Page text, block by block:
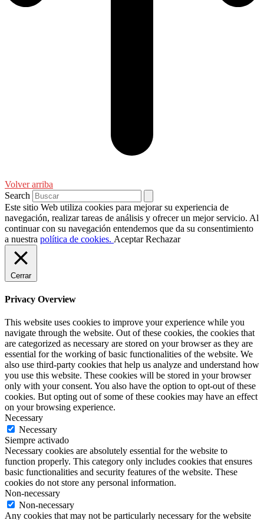
Volver arriba
Search
Este sitio Web utiliza cookies para mejorar su experiencia de
navegación, realizar tareas de análisis y ofrecer un mejor servicio. Al
continuar con su navegación entendemos que da su consentimiento
a nuestra política de cookies. Aceptar Rechazar
Cerrar
Privacy Overview
This website uses cookies to improve your experience while you
navigate through the website. Out of these cookies, the cookies that
are categorized as necessary are stored on your browser as they are
essential for the working of basic functionalities of the website. We
also use third-party cookies that help us analyze and understand how
you use this website. These cookies will be stored in your browser
only with your consent. You also have the option to opt-out of these
cookies. But opting out of some of these cookies may have an effect
on your browsing experience.
Necessary
Necessary
Siempre activado
Necessary cookies are absolutely essential for the website to
function properly. This category only includes cookies that ensures
basic functionalities and security features of the website. These
cookies do not store any personal information.
Non-necessary
Non-necessary
Any cookies that may not be particularly necessary for the website